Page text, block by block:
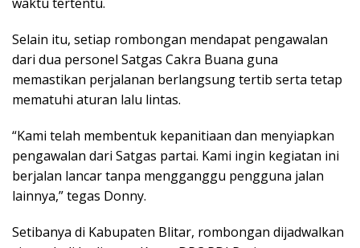
Selain itu, setiap rombongan mendapat pengawalan
dari dua personel Satgas Cakra Buana guna
memastikan perjalanan berlangsung tertib serta tetap
mematuhi aturan lalu lintas.
“Kami telah membentuk kepanitiaan dan menyiapkan
pengawalan dari Satgas partai. Kami ingin kegiatan ini
berjalan lancar tanpa mengganggu pengguna jalan
lainnya,” tegas Donny.
Setibanya di Kabupaten Blitar, rombongan dijadwalkan